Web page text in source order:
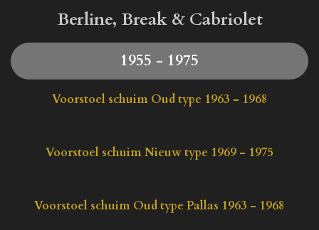
Berline, Break & Cabriolet
1955 - 1975
Voorstoel schuim Oud type 1963 - 1968
Voorstoel schuim Nieuw type 1969 - 1975
Voorstoel schuim Oud type Pallas 1963 - 1968